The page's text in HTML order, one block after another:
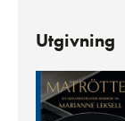
Utgivning